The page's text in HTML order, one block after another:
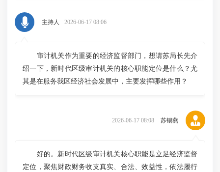
主持人 2026-06-17 08:06
审计机关作为重要的经济监督部门，想请苏局长先介
绍一下，新时代区级审计机关的核心职能定位是什么？尤
其是在服务我区经济社会发展中，主要发挥哪些作用？
2026-06-17 08:08 苏锡燕
好的。新时代区级审计机关核心职能是立足经济监督
定位，聚焦财政财务收支真实、合法、效益性，依法履行